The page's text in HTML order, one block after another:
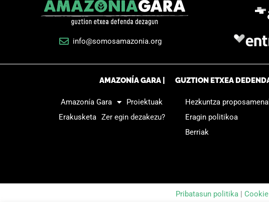
info@somosamazonia.org
AMAZONÍA GARA |
Amazonía Gara
Proiektuak
Erakusketa Zer egin dezakezu?
GUZTION ETXEA
Hezkuntza
Eragin politikoa
Berriak
Pribatasun politika |